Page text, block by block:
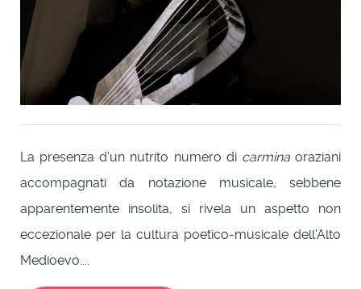
La presenza d'un nutrito numero di carminaoraziani
accompagnati da notazione musicale, sebbene
apparentemente insolita, si rivela un aspetto non
eccezionale per la cultura poetico-musicale dell'Alto
Medioevo....